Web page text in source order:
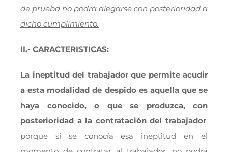
de prueba no podrá alegarse con posterioridad a
dicho cumplimiento.
II.- CARACTERISTICAS:
La ineptitud del trabajador que permite acudir
a esta modalidad de despido es aquella que se
haya conocido, o que se produzca, con
posterioridad a la contratación del trabajador;
porque si se conocía esa ineptitud en el